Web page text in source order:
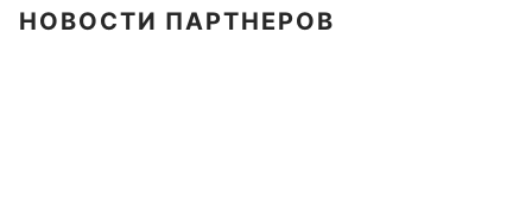
НОВОСТИ ПАРТНЕРОВ